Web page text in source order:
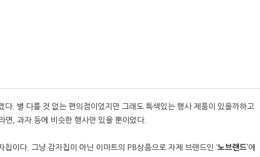
. 별 다를 것 없는 편의점이었지만 그래도 특색있는 행사 제품이 있을까하고
면, 과자 등에 비슷한 행사만 있을 뿐이었다.
칩이다. 그냥 감자칩이 아닌 이마트의 PB상품으로 자제 브랜드인 ‘노브랜드’에